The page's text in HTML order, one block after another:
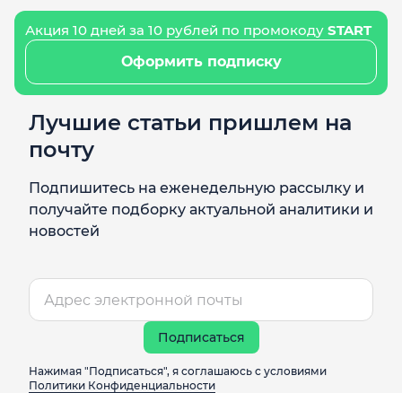
Акция 10 дней за 10 рублей по промокоду START
Оформить подписку
Лучшие статьи пришлем на
почту
Подпишитесь на еженедельную рассылку и
получайте подборку актуальной аналитики и
новостей
Подписаться
Нажимая "Подписаться", я соглашаюсь с условиями
Политики Конфиденциальности